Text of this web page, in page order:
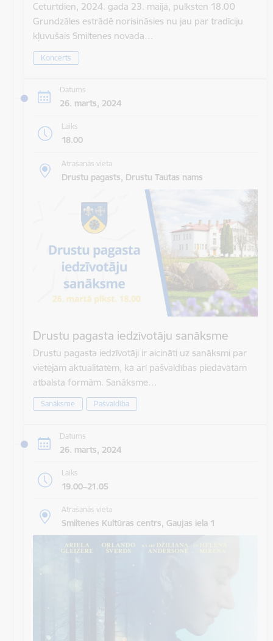
Ceturtdien, 2024. gada 23. maijā, pulksten 18.00
Grundzāles estrādē norisināsies nu jau par tradīciju
kļuvušais Smiltenes novada…
Koncerts
Datums
26. marts, 2024
Laiks
18.00
Atrašanās vieta
Drustu pagasts, Drustu Tautas nams
Drustu pagasta iedzīvotāju sanāksme
Drustu pagasta iedzīvotāji ir aicināti uz sanāksmi par
vietējām aktualitātēm, kā arī pašvaldības piedāvātām
atbalsta formām. Sanāksme…
Sanāksme Pašvaldība
Datums
26. marts, 2024
Laiks
19.00–21.05
Atrašanās vieta
Smiltenes Kultūras centrs, Gaujas iela 1